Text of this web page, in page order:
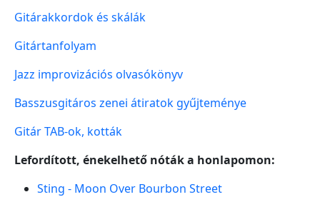
Gitárakkordok és skálák
Gitártanfolyam
Jazz improvizációs olvasókönyv
Basszusgitáros zenei átiratok gyűjteménye
Gitár TAB-ok, kották
Lefordított, énekelhető nóták a honlapomon:
Sting - Moon Over Bourbon Street